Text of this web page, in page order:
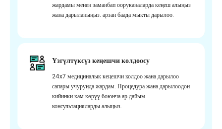
жардамы менен заманбап ооруканаларда кеңеш алыңыз
жана дарыланыңыз. арзан баада мыкты дарылоо.
Үзгүлтүксүз кеңешчи колдоосу
24x7 медициналык кеңешчи колдоо жана дарылоо
сапары учурунда жардам. Процедура жана дарылоодон
кийинки кам көрүү боюнча ар дайым
консультацияларды алыңыз.